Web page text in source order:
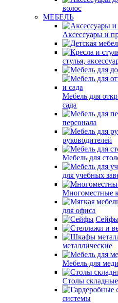
волос
МЕБЕЛЬ
Аксессуары и
стулья,
Мебель для
сада
персонала
руководителей
Мебель для
для учебных
Многоместные
для офиса
металлические
Мебель для
Столы
системы